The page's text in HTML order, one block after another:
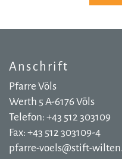
Anschrift
Pfarre Völs
Werth 5 A-6176 Völs
Telefon: +43 512 303109
Fax: +43 512 303109-4
pfarre-voels@stift-